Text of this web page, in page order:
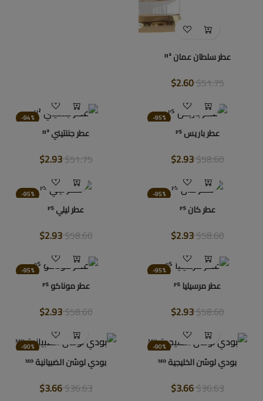
عطر سلطان عمان ᴴ²
$51.75
$2.60
-95%
عطر باريس ᴾᔆ
$58.60
$2.93
-94%
عطر جننتيني ᴴ²
$51.75
$2.93
-95%
عطر كان ᴾᔆ
$58.60
$2.93
-95%
عطر ليلي ᴾᔆ
$58.60
$2.93
-95%
عطر مرسيليا ᴾᔆ
$58.60
$2.93
-95%
عطر موناكو ᴾᔆ
$58.60
$2.93
-90%
بودي لوشن الخليجية ᴹᴼ
$36.63
$3.66
-90%
بودي لوشن الضبيانية ᴹᴼ
$36.63
$3.66